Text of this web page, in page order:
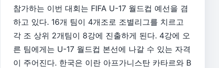
참가하는 이번 대회는 FIFA U-17 월드컵 예선을 겸
하고 있다. 16개 팀이 4개조로 조별리그를 치르고
각 조 상위 2개팀이 8강에 진출하게 된다. 4강에 오
른 팀에게는 U-17 월드컵 본선에 나갈 수 있는 자격
이 주어진다. 한국은 이란 아프가니스탄 카타르와 B